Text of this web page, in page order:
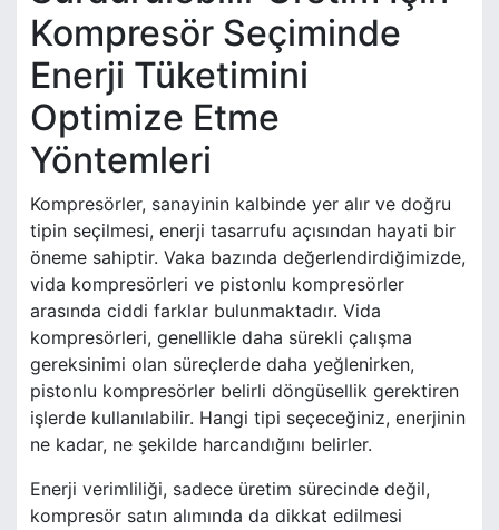
Kompresör Seçiminde
Enerji Tüketimini
Optimize Etme
Yöntemleri
Kompresörler, sanayinin kalbinde yer alır ve doğru
tipin seçilmesi, enerji tasarrufu açısından hayati bir
öneme sahiptir. Vaka bazında değerlendirdiğimizde,
vida kompresörleri ve pistonlu kompresörler
arasında ciddi farklar bulunmaktadır. Vida
kompresörleri, genellikle daha sürekli çalışma
gereksinimi olan süreçlerde daha yeğlenirken,
pistonlu kompresörler belirli döngüsellik gerektiren
işlerde kullanılabilir. Hangi tipi seçeceğiniz, enerjinin
ne kadar, ne şekilde harcandığını belirler.
Enerji verimliliği, sadece üretim sürecinde değil,
kompresör satın alımında da dikkat edilmesi